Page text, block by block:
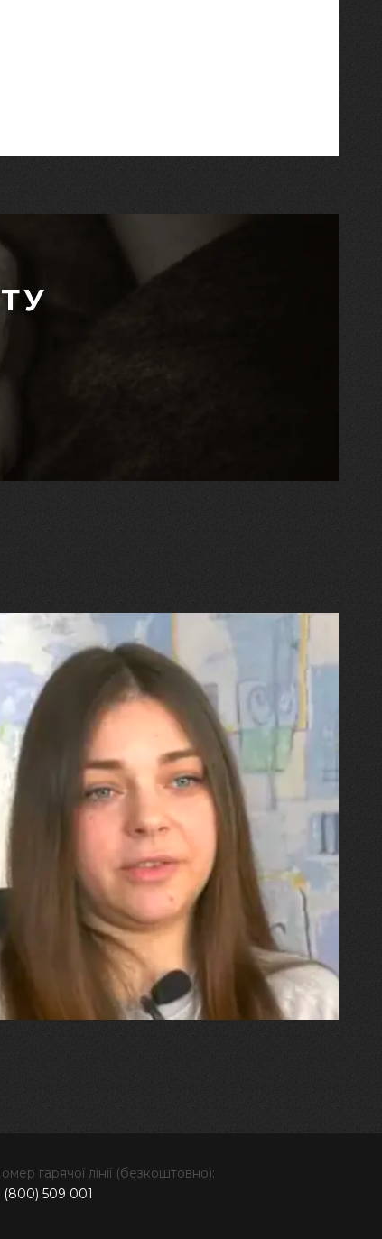
27.07.2026
"Я перенесла 11 операцій, та
плакала від фантомного
болю. Але маленька донька
бере за руку і змушує йти
далі"
гарячої лінії (безкоштовно):
(800) 509 001